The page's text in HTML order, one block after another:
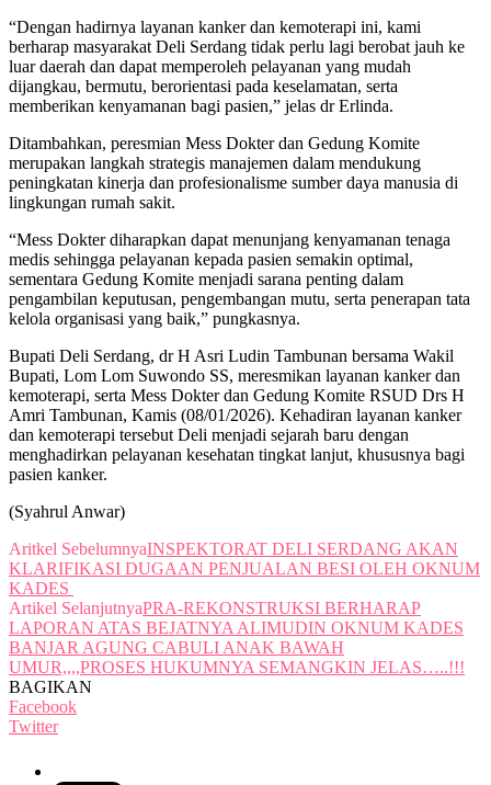
“Dengan hadirnya layanan kanker dan kemoterapi ini, kami
berharap masyarakat Deli Serdang tidak perlu lagi berobat jauh ke
luar daerah dan dapat memperoleh pelayanan yang mudah
dijangkau, bermutu, berorientasi pada keselamatan, serta
memberikan kenyamanan bagi pasien,” jelas dr Erlinda.
Ditambahkan, peresmian Mess Dokter dan Gedung Komite
merupakan langkah strategis manajemen dalam mendukung
peningkatan kinerja dan profesionalisme sumber daya manusia di
lingkungan rumah sakit.
“Mess Dokter diharapkan dapat menunjang kenyamanan tenaga
medis sehingga pelayanan kepada pasien semakin optimal,
sementara Gedung Komite menjadi sarana penting dalam
pengambilan keputusan, pengembangan mutu, serta penerapan tata
kelola organisasi yang baik,” pungkasnya.
Bupati Deli Serdang, dr H Asri Ludin Tambunan bersama Wakil
Bupati, Lom Lom Suwondo SS, meresmikan layanan kanker dan
kemoterapi, serta Mess Dokter dan Gedung Komite RSUD Drs H
Amri Tambunan, Kamis (08/01/2026). Kehadiran layanan kanker
dan kemoterapi tersebut Deli menjadi sejarah baru dengan
menghadirkan pelayanan kesehatan tingkat lanjut, khususnya bagi
pasien kanker.
(Syahrul Anwar)
Aritkel SebelumnyaINSPEKTORAT DELI SERDANG AKAN
KLARIFIKASI DUGAAN PENJUALAN BESI OLEH OKNUM
KADES
Artikel SelanjutnyaPRA-REKONSTRUKSI BERHARAP
LAPORAN ATAS BEJATNYA ALIMUDIN OKNUM KADES
BANJAR AGUNG CABULI ANAK BAWAH
UMUR,,,,PROSES HUKUMNYA SEMANGKIN JELAS…..!!!
BAGIKAN
Facebook
Twitter